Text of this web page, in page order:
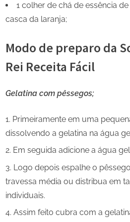
1 colher de chá de essência
casca da laranja;
Modo de preparo da
Rei Receita Fácil
Gelatina com pêssegos;
Primeiramente em uma
dissolvendo a gelatina na água
Em seguida adicione a água
Logo depois espalhe o
travessa média ou distribua em
individuais.
Assim feito cubra com a